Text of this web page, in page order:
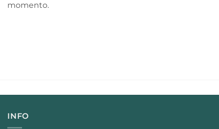
momento.
INFO